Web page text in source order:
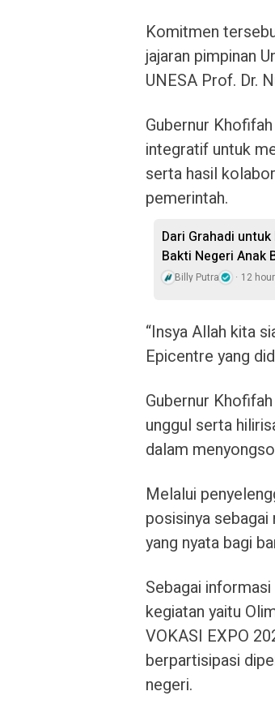
Komitmen
jajaran pimpinan
UNESA Prof. Dr.
Gubernur
integratif untuk
serta hasil
pemerintah.
Dari Grahadi
Bakti Negeri Anak
Billy Putra 12
“Insya Allah kita
Epicentre yang
Gubernur
unggul serta
dalam
Melalui
posisinya
yang nyata bagi
Sebagai
kegiatan yaitu
VOKASI EXPO
berpartisipasi
negeri.